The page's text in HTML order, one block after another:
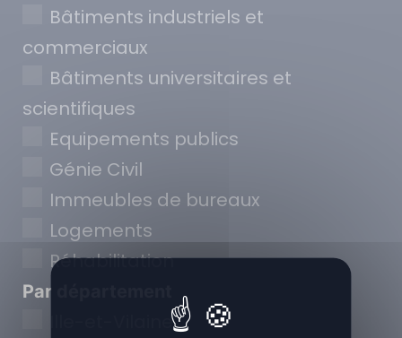
Bâtiments industriels et
commerciaux
Bâtiments universitaires et
scientifiques
Equipements publics
Génie Civil
Immeubles de bureaux
Logements
Réhabilitation
Par département
Ille-et-Vilaine